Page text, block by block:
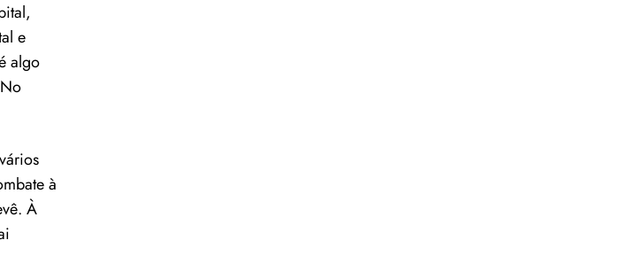
e
algo
à
À